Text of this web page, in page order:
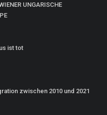
UNGARISCHE
ist tot
zwischen 2010 und 2021